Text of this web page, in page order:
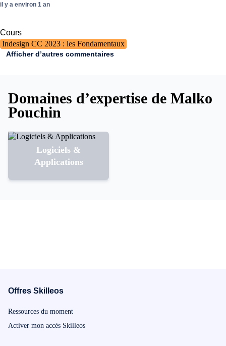
il y a environ 1 an
Cours
Indesign CC 2023 : les Fondamentaux
Afficher d’autres commentaires
Domaines d’expertise de Malko
Pouchin
Logiciels &
Applications
Offres Skilleos
Ressources du moment
Activer mon accès Skilleos